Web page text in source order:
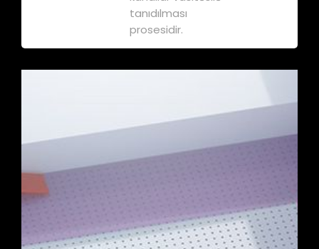
tanıdılması
prosesidir.